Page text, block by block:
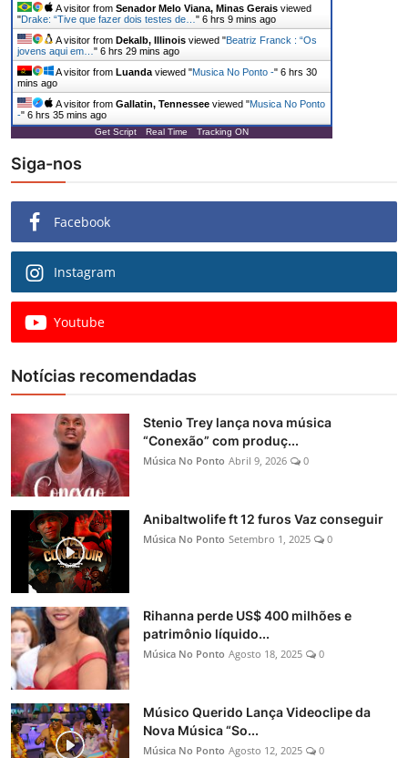
A visitor from Senador Melo Viana, Minas Gerais viewed
"Drake: “Tive que fazer dois testes de… " 6 hrs 9 mins ago
A visitor from Dekalb, Illinois viewed "Beatriz Franck : “Os
jovens aqui em… " 6 hrs 29 mins ago
A visitor from Luanda viewed "Musica No Ponto -" 6 hrs 30
mins ago
A visitor from Gallatin, Tennessee viewed "Musica No Ponto
-" 6 hrs 35 mins ago
Get Script Real Time Tracking ON
Siga-nos
Facebook
Instagram
Youtube
Notícias recomendadas
Stenio Trey lança nova música
“Conexão” com produç...
Música No Ponto Abril 9, 2026 0
Anibaltwolife ft 12 furos Vaz conseguir
Música No Ponto Setembro 1, 2025 0
Rihanna perde US$ 400 milhões e
patrimônio líquido...
Música No Ponto Agosto 18, 2025 0
Músico Querido Lança Videoclipe da
Nova Música “So...
Música No Ponto Agosto 12, 2025 0